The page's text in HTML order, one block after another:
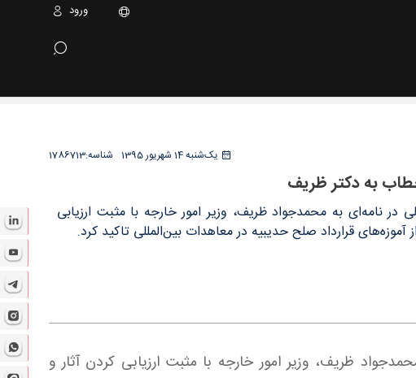
ورود
یک‌شنبه 14 شهریور 1395 1786713شناسه:
به دکتر ظریف
نامه‌ای به محمدجواد ظریف، وزیر امور خارجه با مثبت ارزیابی
قرارداد صلح حدیبیه در معاهدات بین‌المللی تاکید کرد.
ظریف، وزیر امور خارجه با مثبت ارزیابی کردن آثار و